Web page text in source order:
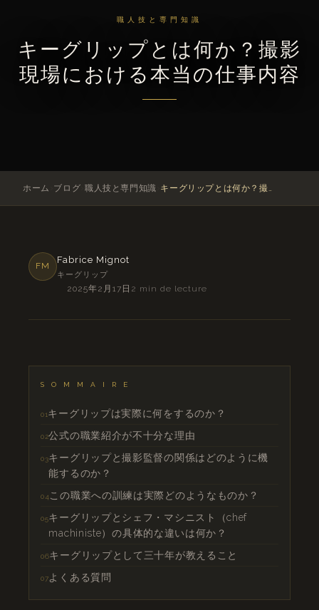
職人技と専門知識
キーグリップとは何か？撮影
現場における本当の仕事内容
ホーム ブログ 職人技と専門知識
FM
Fabrice Mignot
キーグリップ
2025年2月17日 2 min de lecture
SOMMAIRE
キーグリップは実際に何をするのか？
公式の職業紹介が不十分な理由
キーグリップと撮影監督の関係はどのように機
能するのか？
この職業への訓練は実際どのようなものか？
キーグリップとシェフ・マシニスト（chef
machiniste）の具体的な違いは何か？
キーグリップとして三十年が教えること
よくある質問